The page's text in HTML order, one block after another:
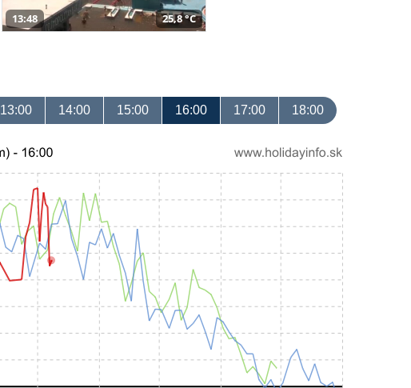
13:48 25,8 °C
13:00 14:00 15:00 16:00 17:00 18:00